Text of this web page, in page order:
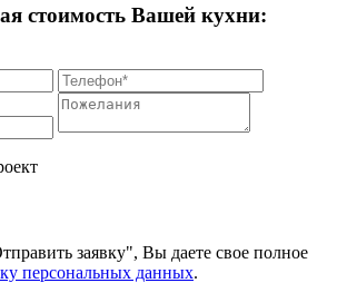
стоимость Вашей кухни:
заявку", Вы даете свое полное
персональных данных.